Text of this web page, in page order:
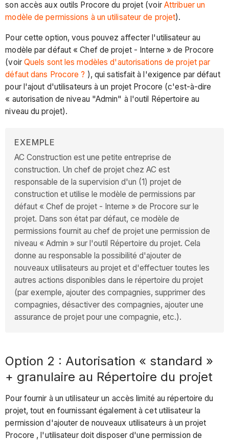
son accès aux outils Procore du projet (voir Attribuer un
modèle de permissions à un utilisateur de projet).
Pour cette option, vous pouvez affecter l'utilisateur au
modèle par défaut « Chef de projet - Interne » de Procore
(voir Quels sont les modèles d'autorisations de projet par
défaut dans Procore ? ), qui satisfait à l'exigence par défaut
pour l'ajout d'utilisateurs à un projet Procore (c'est-à-dire
« autorisation de niveau "Admin" à l'outil Répertoire au
niveau du projet).
EXEMPLE
AC Construction est une petite entreprise de
construction. Un chef de projet chez AC est
responsable de la supervision d'un (1) projet de
construction et utilise le modèle de permissions par
défaut « Chef de projet - Interne » de Procore sur le
projet. Dans son état par défaut, ce modèle de
permissions fournit au chef de projet une permission de
niveau « Admin » sur l'outil Répertoire du projet. Cela
donne au responsable la possibilité d'ajouter de
nouveaux utilisateurs au projet et d'effectuer toutes les
autres actions disponibles dans le répertoire du projet
(par exemple, ajouter des compagnies, supprimer des
compagnies, désactiver des compagnies, ajouter une
assurance de projet pour une compagnie, etc.).
Option 2 : Autorisation « standard »
+ granulaire au Répertoire du projet
Pour fournir à un utilisateur un accès limité au répertoire du
projet, tout en fournissant également à cet utilisateur la
permission d'ajouter de nouveaux utilisateurs à un projet
Procore , l'utilisateur doit disposer d'une permission de